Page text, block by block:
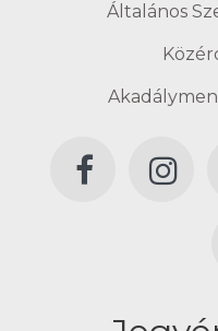
Általános